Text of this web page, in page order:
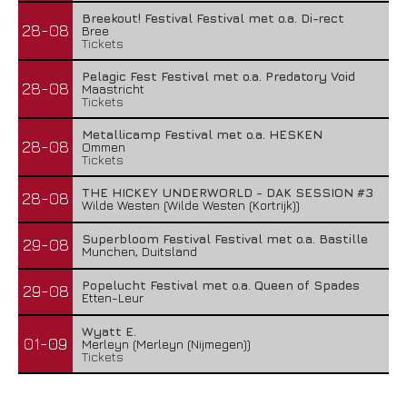
28-08
Breekout! Festival Festival met o.a. Di-rect
Bree
Tickets
28-08
Pelagic Fest Festival met o.a. Predatory Void
Maastricht
Tickets
28-08
Metallicamp Festival met o.a. HESKEN
Ommen
Tickets
28-08
THE HICKEY UNDERWORLD - DAK SESSION #3
Wilde Westen (Wilde Westen (Kortrijk))
29-08
Superbloom Festival Festival met o.a. Bastille
Munchen, Duitsland
29-08
Popelucht Festival met o.a. Queen of Spades
Etten-Leur
01-09
Wyatt E.
Merleyn (Merleyn (Nijmegen))
Tickets